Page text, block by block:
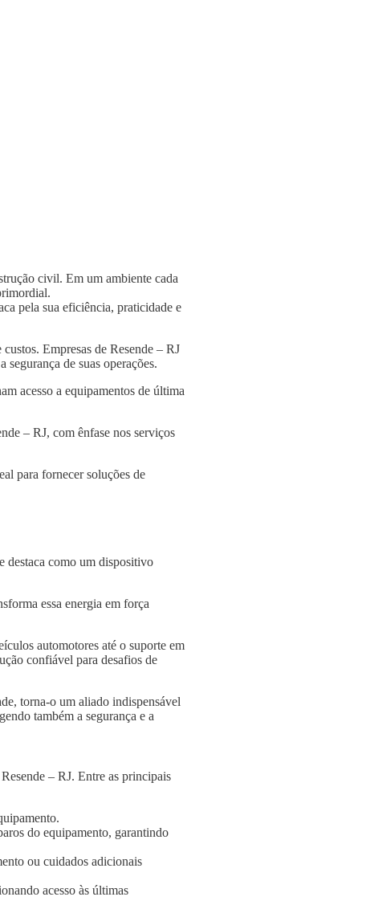
civil. Em um ambiente cada
pela sua eficiência, praticidade e
Empresas de Resende – RJ
de suas operações.
acesso a equipamentos de última
– RJ, com ênfase nos serviços
para fornecer soluções de
destaca como um dispositivo
essa energia em força
automotores até o suporte em
confiável para desafios de
torna-o um aliado indispensável
também a segurança e a
– RJ. Entre as principais
do equipamento, garantindo
ou cuidados adicionais
acesso às últimas